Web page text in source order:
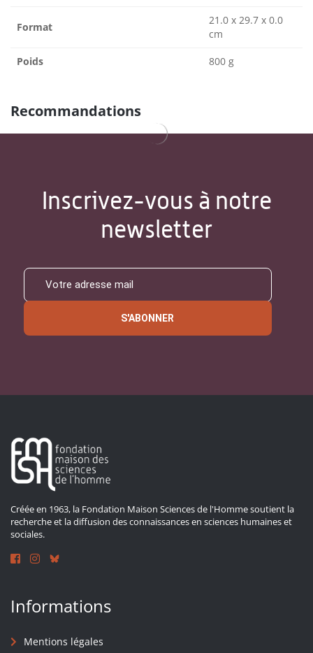
Format
21.0 x 29.7 x 0.0
cm
Poids 800 g
Recommandations
Inscrivez-vous à notre
newsletter
S'ABONNER
Créée en 1963, la Fondation Maison Sciences de l'Homme soutient la
recherche et la diffusion des connaissances en sciences humaines et
sociales.
Informations
Mentions légales